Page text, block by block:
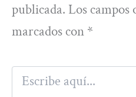
publicada. Los
marcados con *
Escribe
aquí...